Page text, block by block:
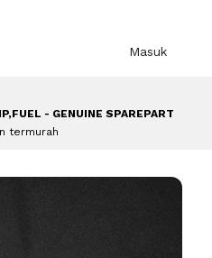
Masuk
- GENUINE SPAREPART
termurah